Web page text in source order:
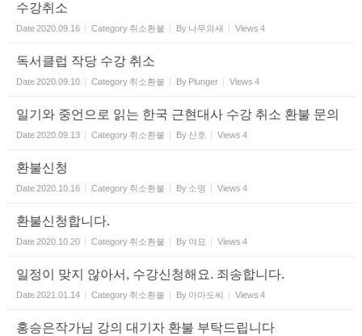
수강취소
Date2020.09.16 Category 취소환불 By 나무와새 Views 4
독서클럽 작당 수강 취소
Date2020.09.10 Category 취소환불 By Plunger Views 4
일기와 중언으로 읽는 한국 근현대사 수강 취소 환불 문의
Date2020.09.13 Category 취소환불 By산호 Views 4
환불신청
Date2020.10.16 Category 취소환불 By 소명 Views 4
환불신청합니다.
Date2020.10.20 Category 취소환불 By 야묘 Views 4
일정이 맞지 않아서, 수강신청해요. 죄송합니다.
Date2021.01.14 Category 취소환불 By 아마도씨 Views 4
홍승은작가님 강의 대기자 환불 부탁드립니다